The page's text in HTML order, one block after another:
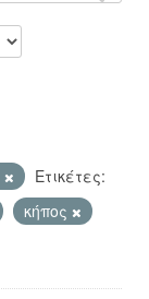
Ετικέτες:
κήπος